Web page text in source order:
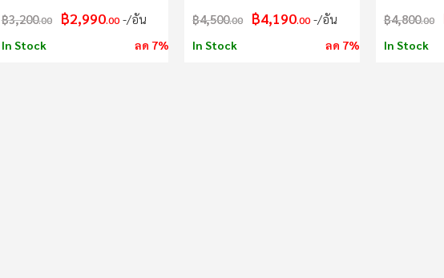
฿3,200.00 ฿2,990.00 /อัน
In Stock ลด 7%
฿4,500.00 ฿4,190.00 /อัน
In Stock ลด 7%
฿4,800.00
In Stock